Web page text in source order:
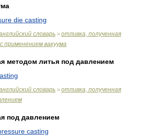
die casting
словарь > отливка, полученная
применением вакуума
методом литья под давлением
словарь > отливка, полученная
под давлением
casting